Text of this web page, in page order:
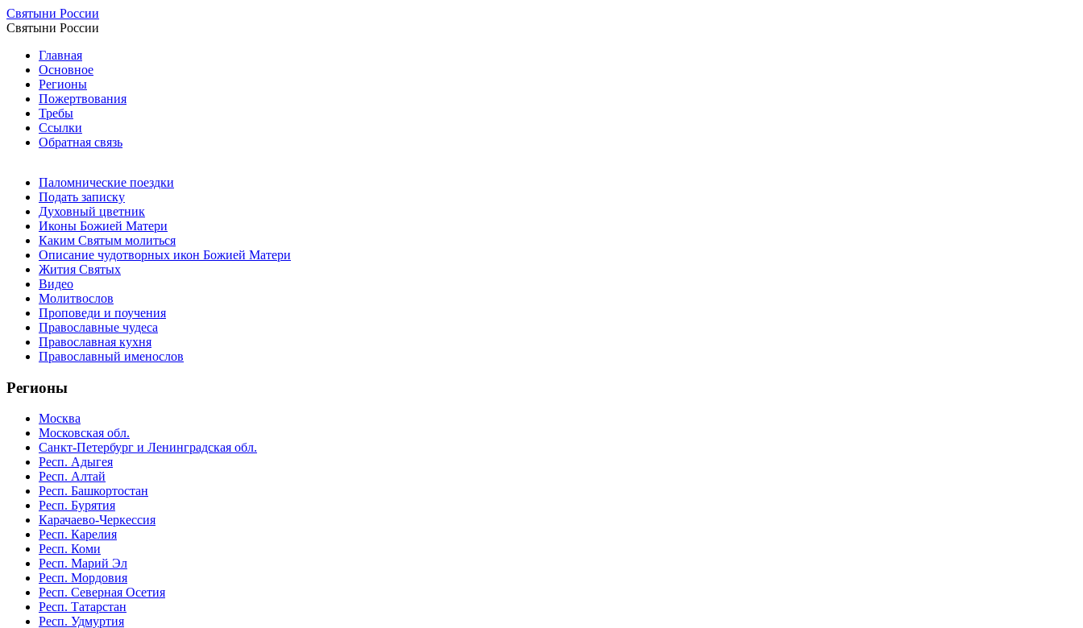
Святыни России
Святыни России
Главная
Основное
Регионы
Пожертвования
Требы
Ссылки
Обратная связь
Паломнические поездки
Подать записку
Духовный цветник
Иконы Божией Матери
Каким Святым молиться
Описание чудотворных икон Божией Матери
Жития Святых
Видео
Молитвослов
Проповеди и поучения
Православные чудеса
Православная кухня
Православный именослов
Регионы
Москва
Московская обл.
Санкт-Петербург и Ленинградская обл.
Респ. Адыгея
Респ. Алтай
Респ. Башкортостан
Респ. Бурятия
Карачаево-Черкессия
Респ. Карелия
Респ. Коми
Респ. Марий Эл
Респ. Мордовия
Респ. Северная Осетия
Респ. Татарстан
Респ. Удмуртия